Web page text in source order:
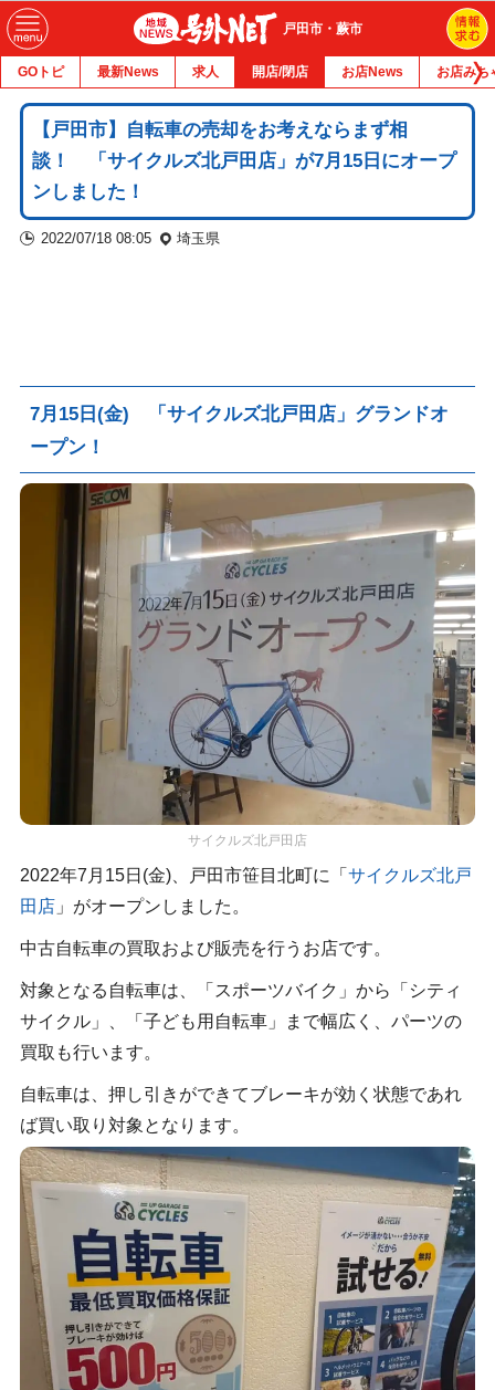
戸田市・蕨市
GOトピ 最新News 求人 開店/閉店 お店News お店みち
【戸田市】自転車の売却をお考えならまず相
談！ 「サイクルズ北戸田店」が7月15日にオープ
ンしました！
2022/07/18 08:05 埼玉県
7月15日(金) 「サイクルズ北戸田店」グランドオ
ープン！
サイクルズ北戸田店
2022年7月15日(金)、戸田市笹目北町に「 サイクルズ北戸
田店」がオープンしました。
中古自転車の買取および販売を行うお店です。
対象となる自転車は、「スポーツバイク」から「シティ
サイクル」、「子ども用自転車」まで幅広く、パーツの
買取も行います。
自転車は、押し引きができてブレーキが効く状態であれ
ば買い取り対象となります。